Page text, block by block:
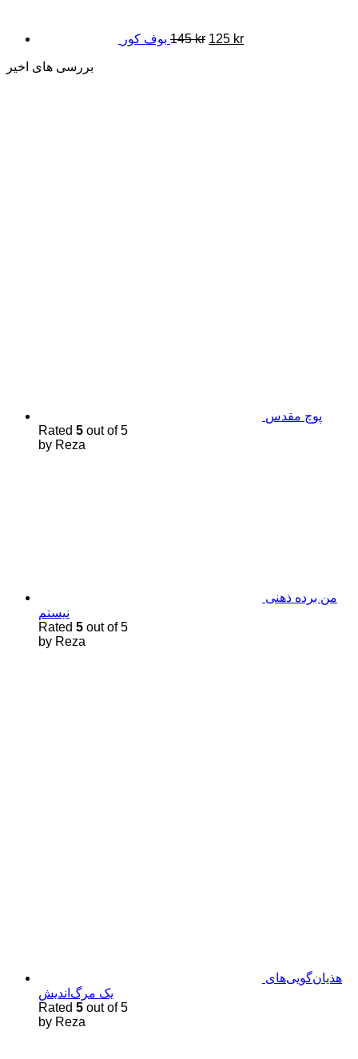
بوف کور 145kr 125 kr
بررسی های اخیر
پوچ مقدس
Rated 5 out of 5
by Reza
من برده ذهنی
نیستم
Rated 5 out of 5
by Reza
هذیان‌گویی‌های
یک مرگ‌اندیش
Rated 5 out of 5
by Reza